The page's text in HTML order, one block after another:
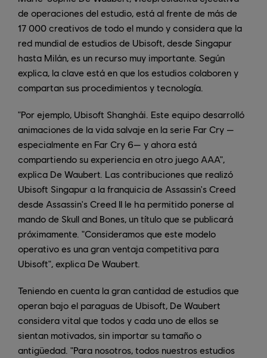
de operaciones del estudio, está al frente de más de
17 000 creativos de todo el mundo y considera que la
red mundial de estudios de Ubisoft, desde Singapur
hasta Milán, es un recurso muy importante. Según
explica, la clave está en que los estudios colaboren y
compartan sus procedimientos y tecnología.
"Por ejemplo, Ubisoft Shanghái. Este equipo desarrolló
animaciones de la vida salvaje en la serie Far Cry —
especialmente en Far Cry 6— y ahora está
compartiendo su experiencia en otro juego AAA",
explica De Waubert. Las contribuciones que realizó
Ubisoft Singapur a la franquicia de Assassin's Creed
desde Assassin's Creed II le ha permitido ponerse al
mando de Skull and Bones, un título que se publicará
próximamente. "Consideramos que este modelo
operativo es una gran ventaja competitiva para
Ubisoft", explica De Waubert.
Teniendo en cuenta la gran cantidad de estudios que
operan bajo el paraguas de Ubisoft, De Waubert
considera vital que todos y cada uno de ellos se
sientan motivados, sin importar su tamaño o
antigüedad. "Para nosotros, todos nuestros estudios